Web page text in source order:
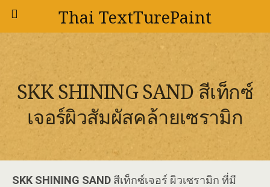
Thai TextTurePaint
SKK SHINING SAND สีเท็กซ์
เจอร์ผิวสัมผัสคล้ายเซรามิก
SKK SHINING SAND สีเท็กซ์เจอร์ ผิวเซรามิก ที่มี